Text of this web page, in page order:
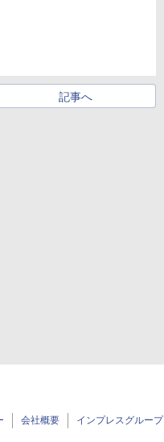
記事へ
会社概要 インプレスグループ